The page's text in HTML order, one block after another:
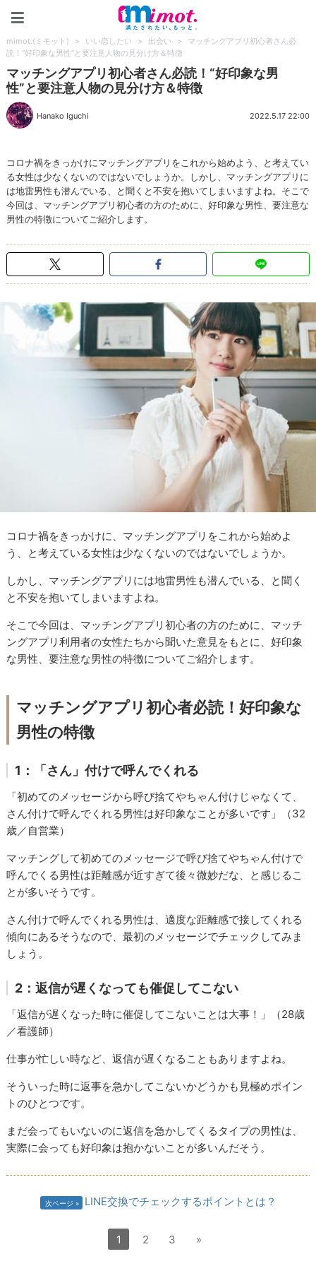
mimot.(ミモット) > いい恋したい > 出会い >
マッチングアプリ初心者さん必
読！“好印象な男性”と要注意人物の見分け方＆特徴
マッチングアプリ初心者さん必読！“好印象な男
性”と要注意人物の見分け方＆特徴
Hanako Iguchi 2022.5.17 22:00
コロナ禍をきっかけにマッチングアプリをこれから始めよう、と考えてい
る女性は少なくないのではないでしょうか。しかし、マッチングアプリに
は地雷男性も潜んでいる、と聞くと不安を抱いてしまいますよね。そこで
今回は、マッチングアプリ初心者の方のために、好印象な男性、要注意な
男性の特徴についてご紹介します。
コロナ禍をきっかけに、マッチングアプリをこれから始めよ
う、と考えている女性は少なくないのではないでしょうか。
しかし、マッチングアプリには地雷男性も潜んでいる、と聞く
と不安を抱いてしまいますよね。
そこで今回は、マッチングアプリ初心者の方のために、マッチ
ングアプリ利用者の女性たちから聞いた意見をもとに、好印象
な男性、要注意な男性の特徴についてご紹介します。
マッチングアプリ初心者必読！好印象な
男性の特徴
1：「さん」付けで呼んでくれる
「初めてのメッセージから呼び捨てやちゃん付けじゃなくて、
さん付けで呼んでくれる男性は好印象なことが多いです」（32
歳／自営業）
マッチングして初めてのメッセージで呼び捨てやちゃん付けで
呼んでくる男性は距離感が近すぎて後々微妙だな、と感じるこ
とが多いそうです。
さん付けで呼んでくれる男性は、適度な距離感で接してくれる
傾向にあるそうなので、最初のメッセージでチェックしてみま
しょう。
2：返信が遅くなっても催促してこない
「返信が遅くなった時に催促してこないことは大事！」（28歳
／看護師）
仕事が忙しい時など、返信が遅くなることもありますよね。
そういった時に返事を急かしてこないかどうかも見極めポイン
トのひとつです。
まだ会ってもいないのに返信を急かしてくるタイプの男性は、
実際に会っても好印象は抱かないことが多いんだそう。
次ページ LINE交換でチェックするポイントとは？
1 2 3 »